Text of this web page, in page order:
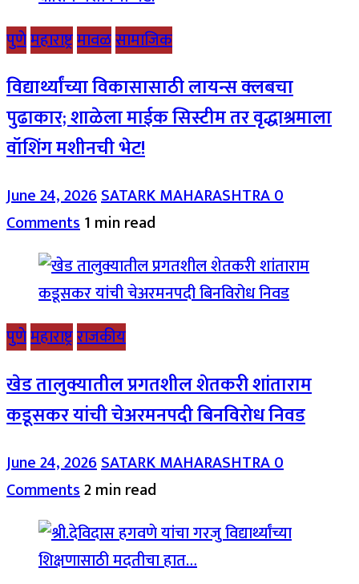
पुणेमहाराष्ट्रमावळसामाजिक
विद्यार्थ्यांच्या विकासासाठी लायन्स क्लबचा
पुढाकार; शाळेला माईक सिस्टीम तर वृद्धाश्रमाला
वॉशिंग मशीनची भेट!
June 24, 2026SATARK MAHARASHTRA0
Comments1 min read
पुणेमहाराष्ट्रराजकीय
खेड तालुक्यातील प्रगतशील शेतकरी शांताराम
कडूसकर यांची चेअरमनपदी बिनविरोध निवड
June 24, 2026SATARK MAHARASHTRA0
Comments2 min read